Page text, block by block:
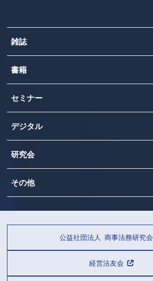
雑誌
書籍
セミナー
デジタル
研究会
その他
公益社団法人 商事法務研究会
経営法友会